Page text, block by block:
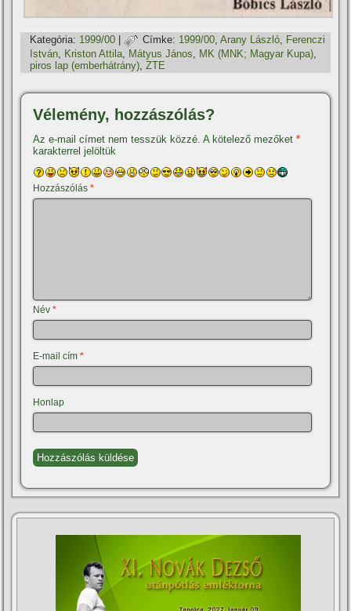
Kategória: 1999/00 | Címke: 1999/00,Arany László, Ferenczi
István
Kriston Attila Mátyus János MK (MNK; Magyar Kupa)
piros lap (emberhátrány) ,ZTE
Vélemény, hozzászólás?
Az e-mail címet nem tesszük közzé. A kötelező mezőket*
karakterrel jelöltük
Hozzászólás*
Név*
E-mail cím*
Honlap